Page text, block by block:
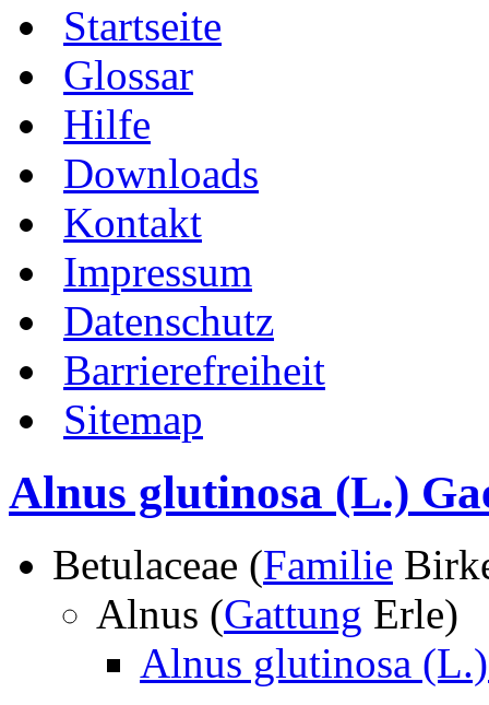
Startseite
Glossar
Hilfe
Downloads
Kontakt
Impressum
Datenschutz
Barrierefreiheit
Sitemap
Alnus glutinosa (L.)
Betulaceae (Familie
Alnus (Gattung Erle)
Alnus glutinosa